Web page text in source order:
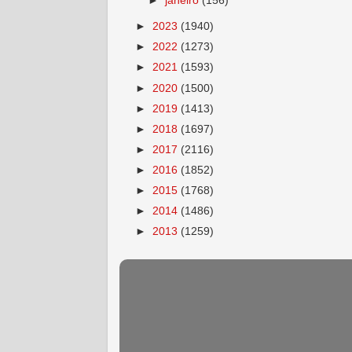
► 2023 (1940)
► 2022 (1273)
► 2021 (1593)
► 2020 (1500)
► 2019 (1413)
► 2018 (1697)
► 2017 (2116)
► 2016 (1852)
► 2015 (1768)
► 2014 (1486)
► 2013 (1259)